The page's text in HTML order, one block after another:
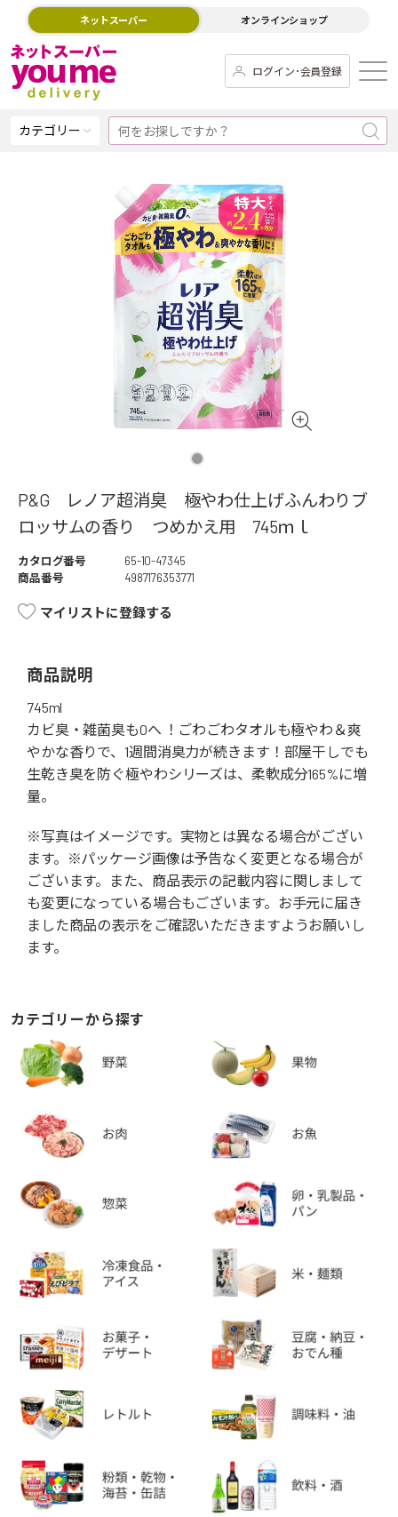
ネットスーパー オンラインショップ
ログイン･会員登録
カテゴリー
P&G レノア超消臭 極やわ仕上げふんわりブ
ロッサムの香り つめかえ用 745ｍｌ
カタログ番号
65-10-47345
商品番号
4987176353771
マイリストに登録する
商品説明
745ml
カビ臭・雑菌臭も0へ ！ごわごわタオルも極やわ＆爽
やかな香りで、1週間消臭力が続きます！部屋干しでも
生乾き臭を防ぐ極やわシリーズは、柔軟成分165%に増
量。
※写真はイメージです。実物とは異なる場合がござい
ます。※パッケージ画像は予告なく変更となる場合が
ございます。また、商品表示の記載内容に関しまして
も変更になっている場合もございます。お手元に届き
ました商品の表示をご確認いただきますようお願いし
ます。
カテゴリーから探す